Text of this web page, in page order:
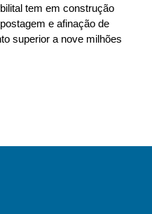
tem em construção
e afinação de
superior a nove milhões